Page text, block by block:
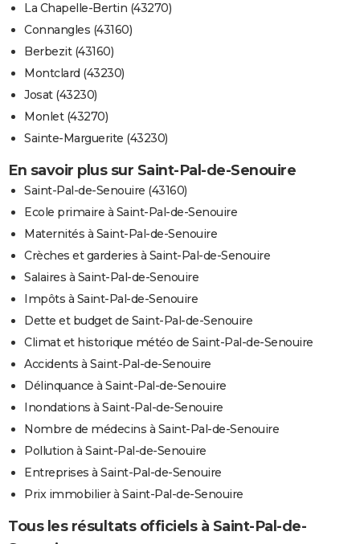
La Chapelle-Bertin (43270)
Connangles (43160)
Berbezit (43160)
Montclard (43230)
Josat (43230)
Monlet (43270)
Sainte-Marguerite (43230)
En savoir plus sur Saint-Pal-de-Senouire
Saint-Pal-de-Senouire (43160)
Ecole primaire à Saint-Pal-de-Senouire
Maternités à Saint-Pal-de-Senouire
Crèches et garderies à Saint-Pal-de-Senouire
Salaires à Saint-Pal-de-Senouire
Impôts à Saint-Pal-de-Senouire
Dette et budget de Saint-Pal-de-Senouire
Climat et historique météo de Saint-Pal-de-Senouire
Accidents à Saint-Pal-de-Senouire
Délinquance à Saint-Pal-de-Senouire
Inondations à Saint-Pal-de-Senouire
Nombre de médecins à Saint-Pal-de-Senouire
Pollution à Saint-Pal-de-Senouire
Entreprises à Saint-Pal-de-Senouire
Prix immobilier à Saint-Pal-de-Senouire
Tous les résultats officiels à Saint-Pal-de-